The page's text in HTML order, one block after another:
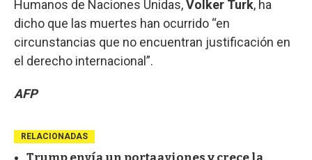
Humanos de Naciones Unidas,Volker Turk, ha
dicho que las muertes han ocurrido “en
circunstancias que no encuentran justificación en
el derecho internacional”.
AFP
RELACIONADAS